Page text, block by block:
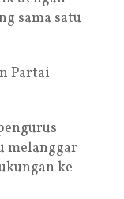
sama satu
Partai
melanggar
ke